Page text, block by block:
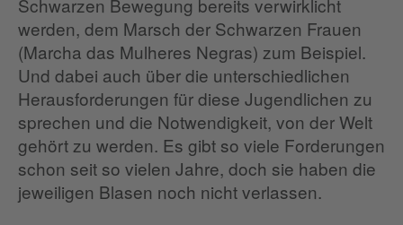
Schwarzen Bewegung bereits verwirklicht
werden, dem Marsch der Schwarzen Frauen
(Marcha das Mulheres Negras) zum Beispiel.
Und dabei auch über die unterschiedlichen
Herausforderungen für diese Jugendlichen zu
sprechen und die Notwendigkeit, von der Welt
gehört zu werden. Es gibt so viele Forderungen
schon seit so vielen Jahre, doch sie haben die
jeweiligen Blasen noch nicht verlassen.